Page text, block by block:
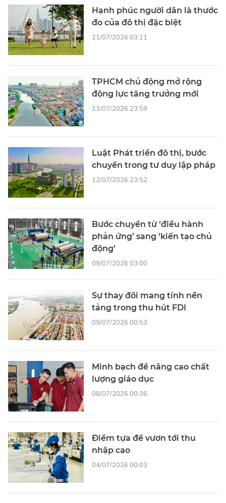
Hạnh phúc người dân là thước
đo của đô thị đặc biệt
21/07/2026 03:11
TPHCM chủ động mở rộng
động lực tăng trưởng mới
13/07/2026 23:59
Luật Phát triển đô thị, bước
chuyển trong tư duy lập pháp
12/07/2026 23:52
Bước chuyển từ ‘điều hành
phản ứng’ sang ‘kiến tạo chủ
động’
09/07/2026 03:00
Sự thay đổi mang tính nền
tảng trong thu hút FDI
09/07/2026 00:53
Minh bạch để nâng cao chất
lượng giáo dục
08/07/2026 00:36
Điểm tựa để vươn tới thu
nhập cao
04/07/2026 00:03